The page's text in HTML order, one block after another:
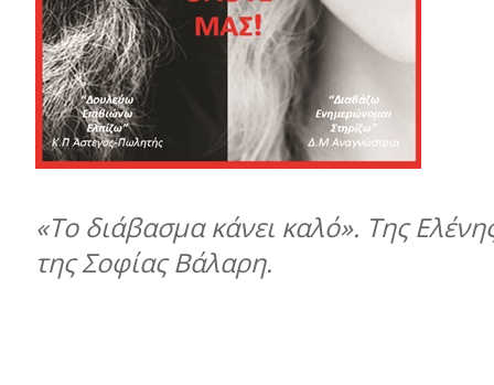
«Το διάβασμα κάνει καλό». Της
της Σοφίας Βάλαρη.